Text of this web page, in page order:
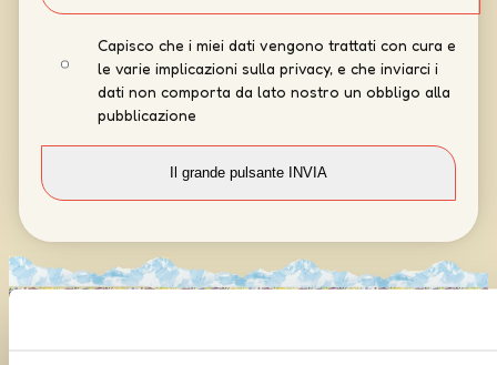
Capisco che i miei dati vengono trattati con cura e
le varie implicazioni sulla privacy, e che inviarci i
dati non comporta da lato nostro un obbligo alla
pubblicazione